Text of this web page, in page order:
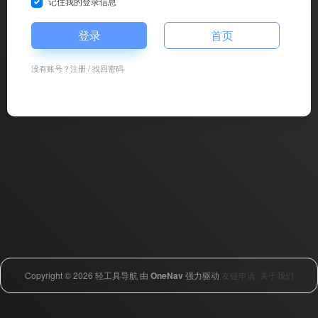
登录 首页
没有账号？注册/找回密码
Copyright © 2026 轻工具导航 由 OneNav强力驱动 友链申请 关于我们